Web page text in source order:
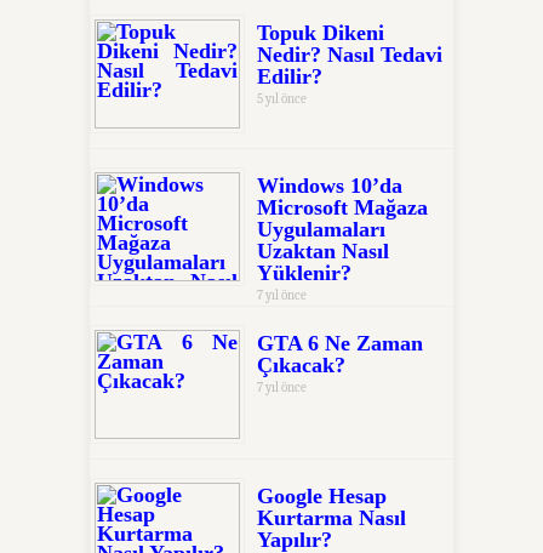
Topuk Dikeni
Nedir? Nasıl Tedavi
Edilir?
5 yıl önce
Windows 10’da
Microsoft Mağaza
Uygulamaları
Uzaktan Nasıl
Yüklenir?
7 yıl önce
GTA 6 Ne Zaman
Çıkacak?
7 yıl önce
Google Hesap
Kurtarma Nasıl
Yapılır?